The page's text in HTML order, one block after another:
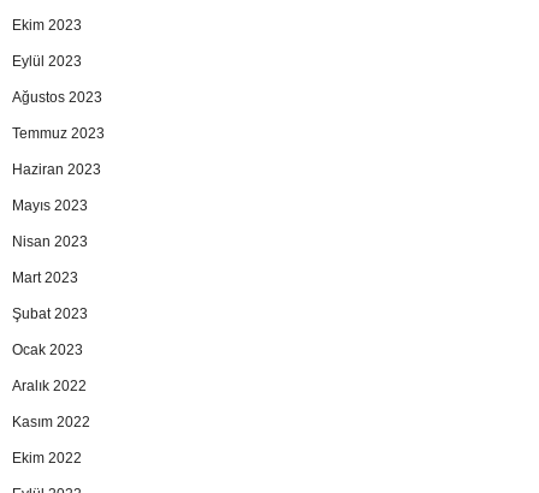
Ekim 2023
Eylül 2023
Ağustos 2023
Temmuz 2023
Haziran 2023
Mayıs 2023
Nisan 2023
Mart 2023
Şubat 2023
Ocak 2023
Aralık 2022
Kasım 2022
Ekim 2022